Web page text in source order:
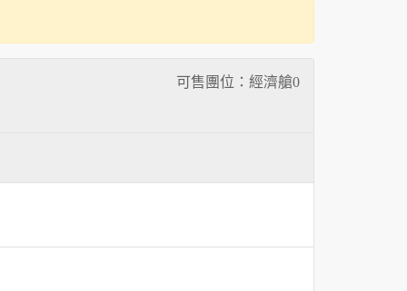
可售團位：經濟艙0